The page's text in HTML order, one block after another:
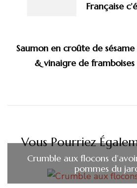
Française
Saumon en croûte de sésame
& vinaigre de framboises
Vous Pourriez
Crumble aux flocons
pommes du